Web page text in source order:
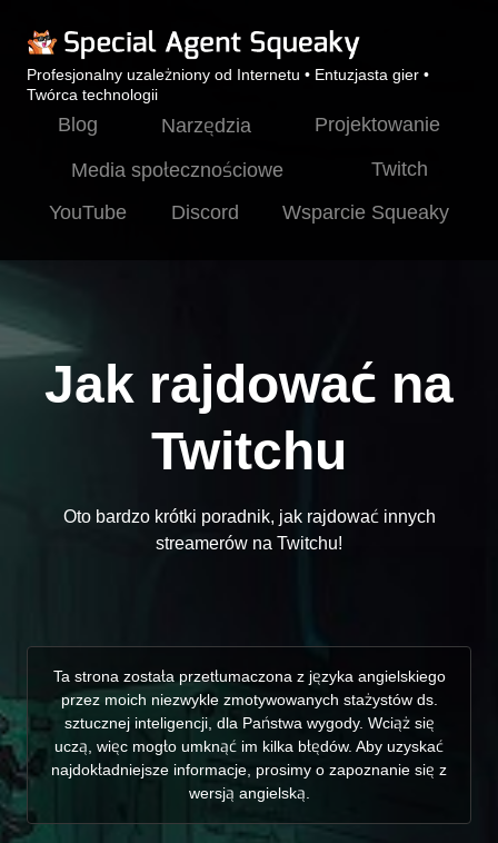
Profesjonalny uzależniony od Internetu • Entuzjasta gier •
Twórca technologii
Blog Narzędzia Projektowanie
Media społecznościowe
Twitch
YouTube
Discord Wsparcie Squeaky
Jak rajdować na
Twitchu
Oto bardzo krótki poradnik, jak rajdować innych
streamerów na Twitchu!
Ta strona została przetłumaczona z języka angielskiego
przez moich niezwykle zmotywowanych stażystów ds.
sztucznej inteligencji, dla Państwa wygody. Wciąż się
uczą, więc mogło umknąć im kilka błędów. Aby uzyskać
najdokładniejsze informacje, prosimy o zapoznanie się z
wersją angielską.